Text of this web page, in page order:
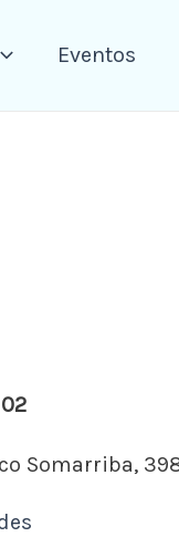
Eventos
Somarriba,